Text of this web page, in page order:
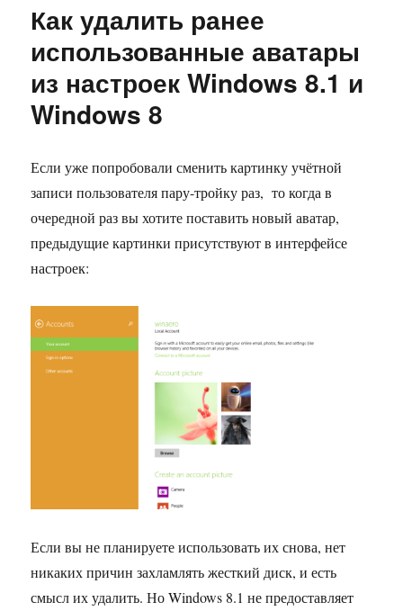
Как удалить ранее
использованные аватары
из настроек Windows 8.1 и
Windows 8
Если уже попробовали сменить картинку учётной
записи пользователя пару-тройку раз, то когда в
очередной раз вы хотите поставить новый аватар,
предыдущие картинки присутствуют в интерфейсе
настроек:
Если вы не планируете использовать их снова, нет
никаких причин захламлять жесткий диск, и есть
смысл их удалить. Но Windows 8.1 не предоставляет